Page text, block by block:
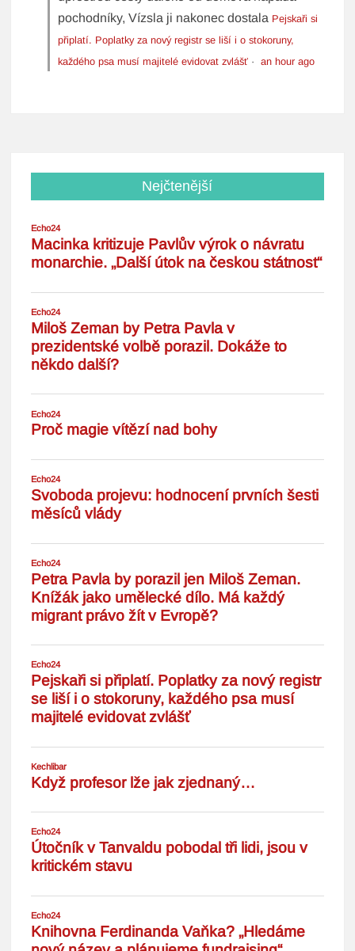
pochodníky, Vízsla ji nakonec dostala Pejskaři si
připlatí. Poplatky za nový registr se liší i o stokoruny,
každého psa musí majitelé evidovat zvlášť ·an hour ago
Nejčtenější